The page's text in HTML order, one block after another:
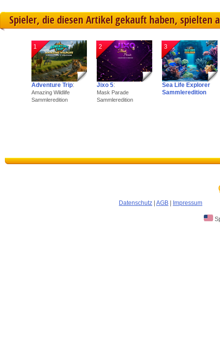
Spieler, die diesen Artikel gekauft haben, spielten
1
Adventure Trip:
Amazing Wildlife
Sammleredition
2
Jixo 5:
Mask Parade
Sammleredition
3
Sea Life Explorer
Sammleredition
Datenschutz AGB Impressum